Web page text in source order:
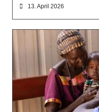
13. April 2026